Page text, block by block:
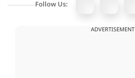
Follow Us:
ADVERTISEMENT